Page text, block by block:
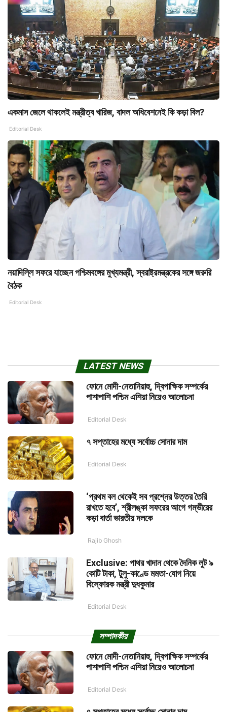
একমাস জেলে থাকলেই মন্ত্রীত্ব খারিজ, বাদল অধিবেশনেই কি কড়া বিল?
Editorial Desk
নয়াদিল্লি সফরে যাচ্ছেন পশ্চিমবঙ্গের মুখ্যমন্ত্রী, স্বরাষ্ট্রমন্ত্রকের সঙ্গে জরুরি
বৈঠক
Editorial Desk
LATEST NEWS
ফোনে মোদী-নেতানিয়াহু, দ্বিপাক্ষিক সম্পর্কের
পাশাপাশি পশ্চিম এশিয়া নিয়েও আলোচনা
Editorial Desk
৭ সপ্তাহের মধ্যে সর্বোচ্চ সোনার দাম
Editorial Desk
‘প্রথম বল থেকেই সব প্রশ্নের উত্তর তৈরি
রাখতে হবে’, শ্রীলঙ্কা সফরের আগে গম্ভীরের
কড়া বার্তা ভারতীয় দলকে
Rajib Ghosh
Exclusive: পাথর খাদান থেকে দৈনিক লুট ৯
কোটি টাকা, টুলু-কাণ্ডে মমতা-যোগ নিয়ে
বিস্ফোরক মন্ত্রী দুধকুমার
Editorial Desk
সম্পাদকীয়
ফোনে মোদী-নেতানিয়াহু, দ্বিপাক্ষিক সম্পর্কের
পাশাপাশি পশ্চিম এশিয়া নিয়েও আলোচনা
Editorial Desk